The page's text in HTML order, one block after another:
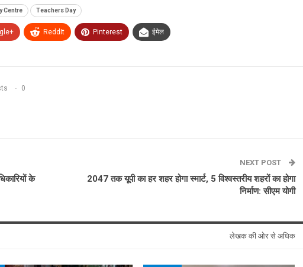
Centre Teachers Day
ReddIt Pinterest ईमेल
0
के
NEXT POST
2047 तक यूपी का हर शहर होगा स्मार्ट, 5 विश्वस्तरीय शहरों का होगा
निर्माण: सीएम योगी
लेखक की ओर से अधिक